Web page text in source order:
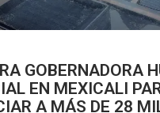
GOBERNADORA
EN MEXICALI
A MÁS DE 28